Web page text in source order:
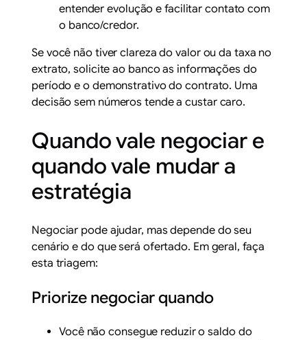
entender evolução e facilitar contato com
o banco/credor.
Se você não tiver clareza do valor ou da taxa no
extrato, solicite ao banco as informações do
período e o demonstrativo do contrato. Uma
decisão sem números tende a custar caro.
Quando vale negociar e
quando vale mudar a
estratégia
Negociar pode ajudar, mas depende do seu
cenário e do que será ofertado. Em geral, faça
esta triagem:
Priorize negociar quando
Você não consegue reduzir o saldo do